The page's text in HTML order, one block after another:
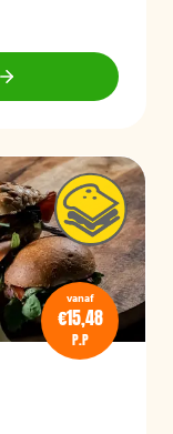
vanaf
€15,48
P.P